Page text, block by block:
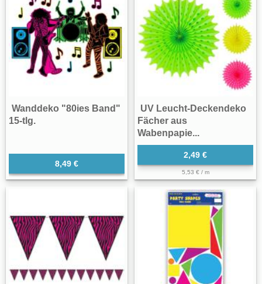
Wanddeko "80ies Band"
15-tlg.
8,49 €
UV Leucht-Deckendeko
Fächer aus
Wabenpapie...
2,49 €
5,53 € / m